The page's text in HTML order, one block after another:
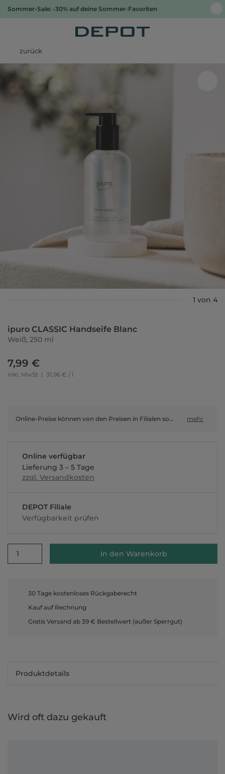
Sommer-Sale: -30% auf deine Sommer-Favoriten
zurück
1 von 4
ipuro CLASSIC Handseife Blanc
Weiß, 250 ml
7,99 €
inkl. MwSt | 31,96 € / l
Online-Preise können von den Preisen in Filialen sowie Shop-in-Shop-Flächen abweichen. mehr
Online verfügbar
Lieferung 3 – 5 Tage
zzgl. Versandkosten
DEPOT Filiale
Verfügbarkeit prüfen
1 In den Warenkorb
30 Tage kostenloses Rückgaberecht
Kauf auf Rechnung
Gratis Versand ab 39 € Bestellwert (außer Sperrgut)
Produktdetails
Wird oft dazu gekauft